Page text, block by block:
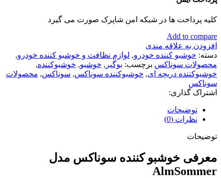
کلیه پرداخت ها در شبکه امن شاپرک صورت می گیرد
Add to compare
افزودن به علاقه مندی
دسته: خوشبو کننده خودرو, لوازم نظافت و خوشبو کننده خودرو,
محصولات سوناکس برچسب: بوگیر , خوشبو, خوشبوکننده,
خوشبوکننده دریچه ای, خوشبوکننده سوناکس, سوناکس, محصولات
سوناکس
اشتراک گذاری:
توضیحات
نظرات (0)
توضیحات
معرفی خوشبو کننده سوناکس مدل
AlmSommer